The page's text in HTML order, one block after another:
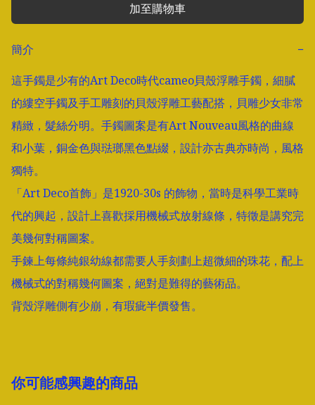
加至購物車
簡介
−
這手鐲是少有的Art Deco時代cameo貝殼浮雕手鐲，細膩
的縷空手鐲及手工雕刻的貝殼浮雕工藝配搭，貝雕少女非常
精緻，髮絲分明。手鐲圖案是有Art Nouveau風格的曲線
和小葉，銅金色與琺瑯黑色點綴，設計亦古典亦時尚，風格
獨特。
「Art Deco首飾」是1920-30s 的飾物，當時是科學工業時
代的興起，設計上喜歡採用機械式放射線條，特徵是講究完
美幾何對稱圖案。
手鍊上每條純銀幼線都需要人手刻劃上超微細的珠花，配上
機械式的對稱幾何圖案，絕對是難得的藝術品。
背殼浮雕側有少崩，有瑕疵半價發售。
你可能感興趣的商品